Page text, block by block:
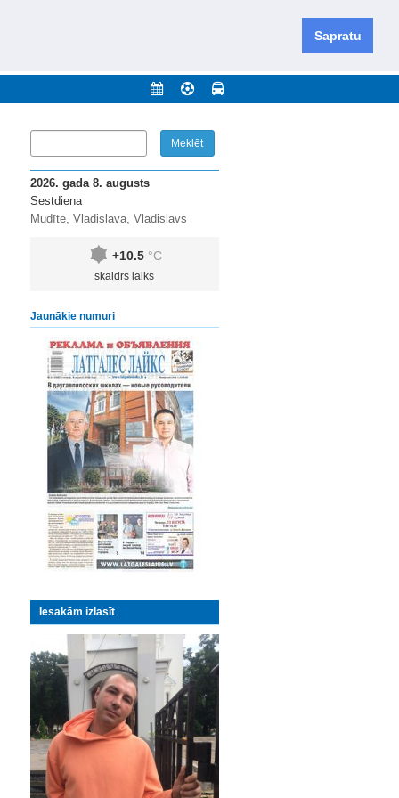
Sapratu
novadu un apkārtējos novadus un pilsētas.
2026. gada 8. augusts
Sestdiena
Mudīte, Vladislava, Vladislavs
+10.5 °C
skaidrs laiks
Jaunākie numuri
Iesakām izlasīt